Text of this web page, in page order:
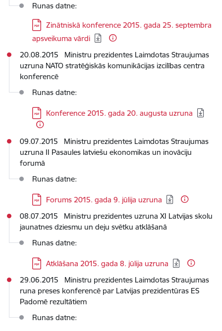
Runas datne:
Lejupielādēt:
Zinātniskā konference 2015. gada 25. septembra
apsveikuma vārdi
20.08.2015 Ministru prezidentes Laimdotas Straujumas
uzruna NATO stratēģiskās komunikācijas izcilības centra
konferencē
Runas datne:
Lejupielādēt:
Konference 2015. gada 20. augusta uzruna
09.07.2015 Ministru prezidentes Laimdotas Straujumas
uzruna II Pasaules latviešu ekonomikas un inovāciju
forumā
Runas datne:
Lejupielādēt:
Forums 2015. gada 9. jūlija uzruna
08.07.2015 Ministru prezidentes uzruna XI Latvijas skolu
jaunatnes dziesmu un deju svētku atklāšanā
Runas datne:
Lejupielādēt:
Atklāšana 2015. gada 8. jūlija uzruna
29.06.2015 Ministru prezidentes Laimdotas Straujumas
runa preses konferencē par Latvijas prezidentūras ES
Padomē rezultātiem
Runas datne: